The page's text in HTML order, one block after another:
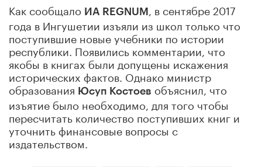
Как сообщало ИА REGNUM
, в сентябре 2017
года в Ингушетии изъяли из школ только что
поступившие новые учебники по истории
республики. Появились комментарии, что
якобы в книгах были допущены искажения
исторических фактов. Однако министр
образования Юсуп Костоев объяснил, что
изъятие было необходимо, для того чтобы
пересчитать количество поступивших книг и
уточнить финансовые вопросы с
издательством.